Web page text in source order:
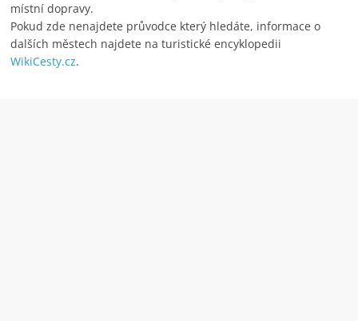
místní dopravy.
Pokud zde nenajdete průvodce který hledáte, informace o
dalších městech najdete na turistické encyklopedii
WikiCesty.cz.